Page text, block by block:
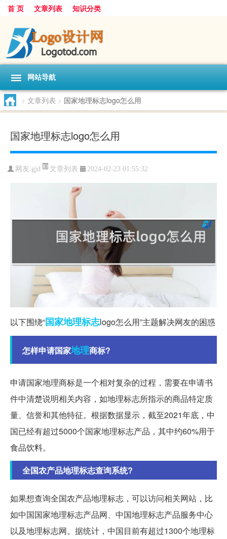
首 页 文章列表 知识分类
网站导航
> 文章列表 > 国家地理标志logo怎么用
国家地理标志logo怎么用
网友:gjd 文章列表 2024-02-23 01:55:32
以下围绕“国家地理标志logo怎么用”主题解决网友的困惑
怎样申请国家地理商标?
申请国家地理商标是一个相对复杂的过程，需要在申请书
件中清楚说明相关内容，如地理标志所指示的商品特定质
量、信誉和其他特征。根据数据显示，截至2021年底，中
国已经有超过5000个国家地理标志产品，其中约60%用于
食品饮料。
全国农产品地理标志查询系统?
如果想查询全国农产品地理标志，可以访问相关网站，比
如中国国家地理标志产品网、中国地理标志产品服务中心
以及地理标志网。据统计，中国目前有超过1300个地理标